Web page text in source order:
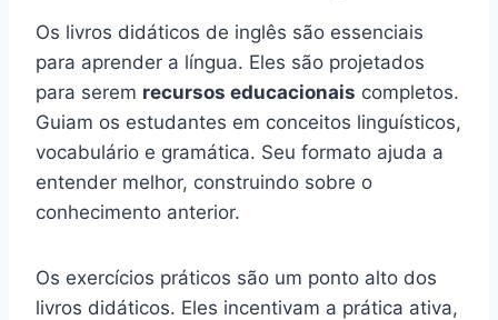
Os livros didáticos de inglês são essenciais
para aprender a língua. Eles são projetados
para serem recursos educacionais completos.
Guiam os estudantes em conceitos linguísticos,
vocabulário e gramática. Seu formato ajuda a
entender melhor, construindo sobre o
conhecimento anterior.
Os exercícios práticos são um ponto alto dos
livros didáticos. Eles incentivam a prática ativa,